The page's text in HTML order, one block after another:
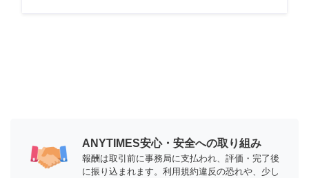
ANYTIMES安心・安全への取り組み
報酬は取引前に事務局に支払われ、評価・完了後
に振り込まれます。利用規約違反の恐れや、少し